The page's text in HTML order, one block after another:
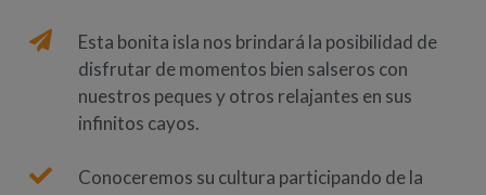
Esta bonita isla nos brindará la posibilidad de
disfrutar de momentos bien salseros con
nuestros peques y otros relajantes en sus
infinitos cayos.
Conoceremos su cultura participando de la